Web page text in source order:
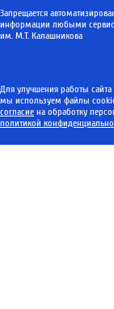
Запрещается
информации любыми
им. М.Т. Калашникова
Для улучшения работы
мы используем файлы
согласие на обработку
политикой